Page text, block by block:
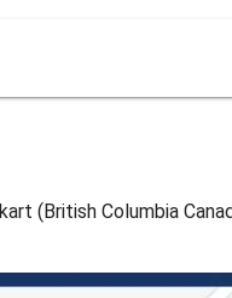
(British Columbia